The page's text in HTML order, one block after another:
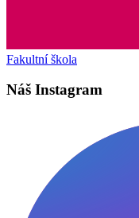
Fakultní škola
Náš Instagram